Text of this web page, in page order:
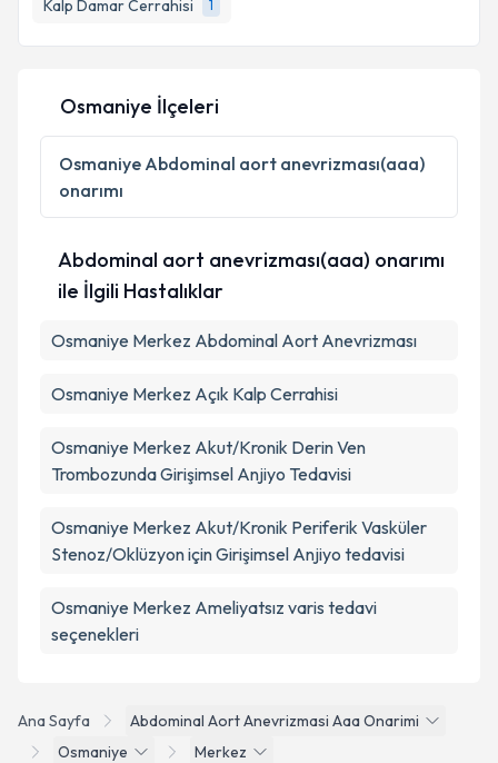
Kalp Damar Cerrahisi
1
E-posta Adresiniz
Kişisel verilerimin işlenmesine ilişkin
Aydınlatma
Metni'ni okudum ve kişisel verilerimin belirtilen
kapsamda işlenmesini kabul ediyorum.
Takvim Talebini Gönder
Ana Sayfa
Abdominal Aort Anevrizmasi Aaa Onarimi
Osmaniye
Merkez
Osmaniye İlçeleri
Osmaniye Abdominal aort anevrizması(aaa)
onarımı
Abdominal aort anevrizması(aaa) onarımı
ile İlgili Hastalıklar
Osmaniye Merkez Abdominal Aort Anevrizması
Osmaniye Merkez Açık Kalp Cerrahisi
Osmaniye Merkez Akut/Kronik Derin Ven
Trombozunda Girişimsel Anjiyo Tedavisi
Osmaniye Merkez Akut/Kronik Periferik Vasküler
Stenoz/Oklüzyon için Girişimsel Anjiyo tedavisi
Osmaniye Merkez Ameliyatsız varis tedavi
seçenekleri